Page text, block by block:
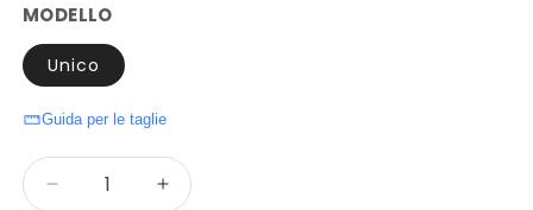
MODELLO
Unico
Guida per le taglie
Quantità
Diminuisci
Aumenta